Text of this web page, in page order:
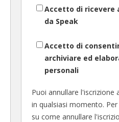
Accetto di ricevere
da Speak
Accetto di
archiviare ed
personali
Puoi annullare l'iscrizione
in qualsiasi momento.
su come annullare